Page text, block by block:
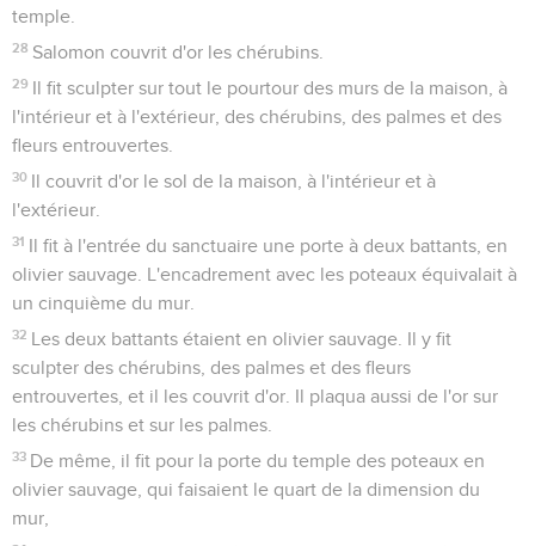
temple.
28 Salomon couvrit d'or les chérubins.
29 Il fit sculpter sur tout le pourtour des murs de la maison, à
l'intérieur et à l'extérieur, des chérubins, des palmes et des
fleurs entrouvertes.
30 Il couvrit d'or le sol de la maison, à l'intérieur et à
l'extérieur.
31 Il fit à l'entrée du sanctuaire une porte à deux battants, en
olivier sauvage. L'encadrement avec les poteaux équivalait à
un cinquième du mur.
32 Les deux battants étaient en olivier sauvage. Il y fit
sculpter des chérubins, des palmes et des fleurs
entrouvertes, et il les couvrit d'or. Il plaqua aussi de l'or sur
les chérubins et sur les palmes.
33 De même, il fit pour la porte du temple des poteaux en
olivier sauvage, qui faisaient le quart de la dimension du
mur,